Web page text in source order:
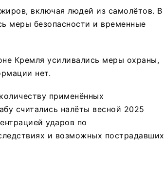
включая людей из самолётов. В
меры безопасности и временные
Кремля усиливались меры охраны,
нет.
применённых
считались налёты весной 2025
ударов по
и возможных пострадавших